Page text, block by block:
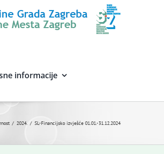
informacije
2024. SL-Financijsko izvješće 01.01.-31.12.2024